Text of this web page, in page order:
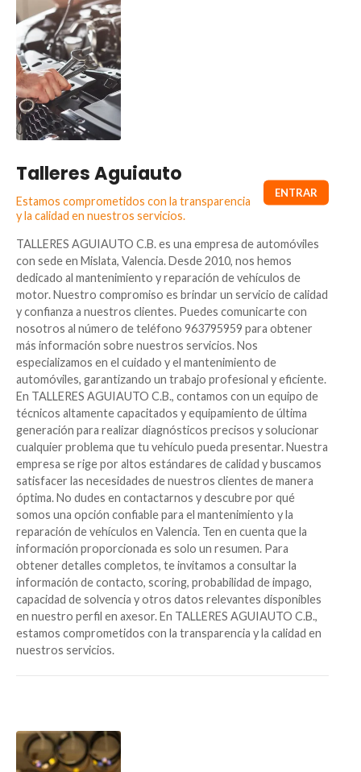
Talleres Aguiauto
Estamos comprometidos con la transparencia
y la calidad en nuestros servicios.
TALLERES AGUIAUTO C.B. es una empresa de automóviles
con sede en Mislata, Valencia. Desde 2010, nos hemos
dedicado al mantenimiento y reparación de vehículos de
motor. Nuestro compromiso es brindar un servicio de calidad
y confianza a nuestros clientes. Puedes comunicarte con
nosotros al número de teléfono 963795959 para obtener
más información sobre nuestros servicios. Nos
especializamos en el cuidado y el mantenimiento de
automóviles, garantizando un trabajo profesional y eficiente.
En TALLERES AGUIAUTO C.B., contamos con un equipo de
técnicos altamente capacitados y equipamiento de última
generación para realizar diagnósticos precisos y solucionar
cualquier problema que tu vehículo pueda presentar. Nuestra
empresa se rige por altos estándares de calidad y buscamos
satisfacer las necesidades de nuestros clientes de manera
óptima. No dudes en contactarnos y descubre por qué
somos una opción confiable para el mantenimiento y la
reparación de vehículos en Valencia. Ten en cuenta que la
información proporcionada es solo un resumen. Para
obtener detalles completos, te invitamos a consultar la
información de contacto, scoring, probabilidad de impago,
capacidad de solvencia y otros datos relevantes disponibles
en nuestro perfil en axesor. En TALLERES AGUIAUTO C.B.,
estamos comprometidos con la transparencia y la calidad en
nuestros servicios.